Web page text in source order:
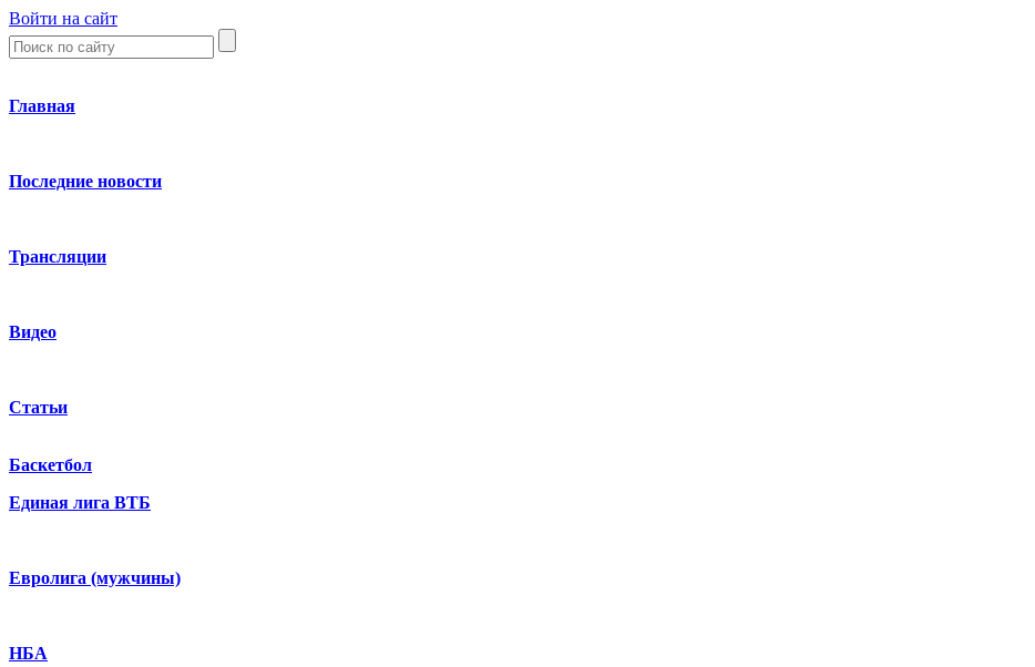
Войти на сайт
Главная
Последние новости
Трансляции
Видео
Статьи
Баскетбол
Единая лига ВТБ
Евролига (мужчины)
НБА